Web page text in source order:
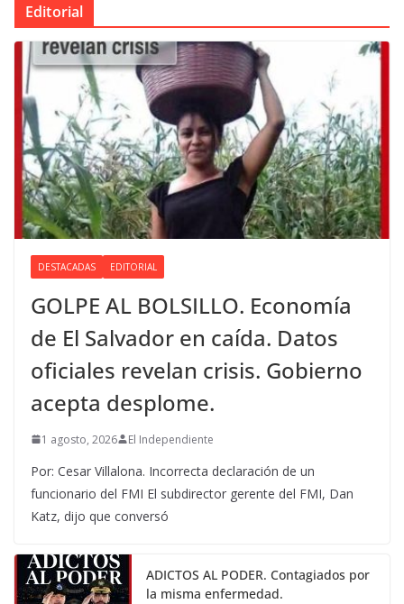
Editorial
DESTACADAS EDITORIAL
GOLPE AL BOLSILLO. Economía
de El Salvador en caída. Datos
oficiales revelan crisis. Gobierno
acepta desplome.
1 agosto, 2026 El Independiente
Por: Cesar Villalona. Incorrecta declaración de un
funcionario del FMI El subdirector gerente del FMI, Dan
Katz, dijo que conversó
ADICTOS AL PODER. Contagiados por
la misma enfermedad.